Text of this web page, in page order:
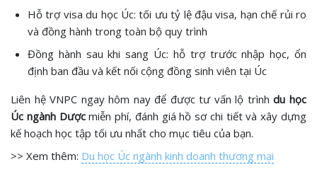
Hỗ trợ visa du học Úc: tối ưu tỷ lệ đậu visa, hạn chế rủi ro
và đồng hành trong toàn bộ quy trình
Đồng hành sau khi sang Úc: hỗ trợ trước nhập học, ổn
định ban đầu và kết nối cộng đồng sinh viên tại Úc
Liên hệ VNPC ngay hôm nay để được tư vấn lộ trình du học
Úc ngành Dượcmiễn phí, đánh giá hồ sơ chi tiết và xây dựng
kế hoạch học tập tối ưu nhất cho mục tiêu của bạn.
>> Xem thêm: Du học Úc ngành kinh doanh thương mại